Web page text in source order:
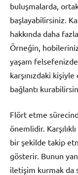
buluşmalarda,
başlayabilirsiniz.
hakkında daha
Örneğin,
yaşam
karşınızdaki
bağlantı
Flört etme
önemlidir.
bir şekilde takip
gösterir. Bunun
iletişim kurmak da